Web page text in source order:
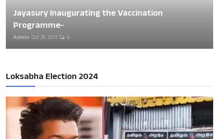
Jayasury Inaugurating the Vaccination
Programme-
Admin Oct 29, 2021 0
Loksabha Election 2024